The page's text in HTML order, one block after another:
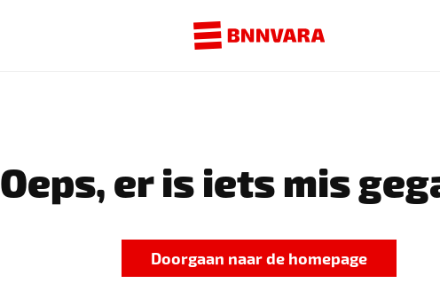
Oeps, er is iets mis
Doorgaan naar de homepage